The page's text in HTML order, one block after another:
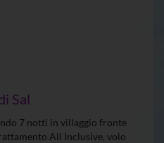
Sal
7 notti in villaggio fronte
All Inclusive, volo